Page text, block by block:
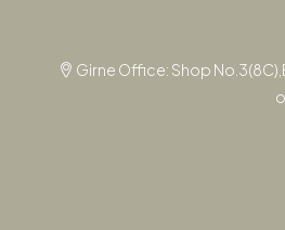
Girne Office: Shop